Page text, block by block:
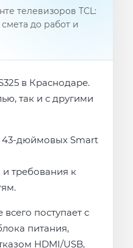
телевизоров TCL:
до работ и
в Краснодаре.
так и с другими
43-дюймовых Smart
требования к
поступает с
питания,
HDMI/USB,